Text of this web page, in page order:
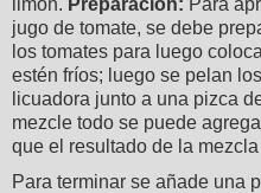
jugo de tomate, se debe
los tomates para luego
estén fríos; luego se pelan
licuadora junto a una pizca
mezcle todo se puede
que el resultado de la
Para terminar se añade una